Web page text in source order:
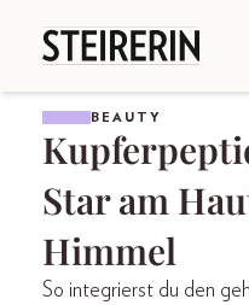
BEAUTY
Star am
Himmel
So integrierst du den